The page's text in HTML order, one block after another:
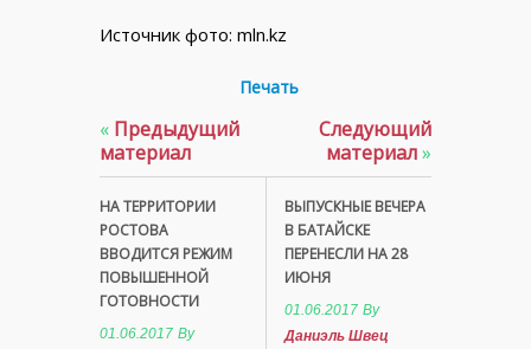
Источник фото: mln.kz
Печать
« Предыдущий
материал
НА ТЕРРИТОРИИ
РОСТОВА
ВВОДИТСЯ РЕЖИМ
ПОВЫШЕННОЙ
ГОТОВНОСТИ
01.06.2017 By
Следующий
материал»
ВЫПУСКНЫЕ ВЕЧЕРА
В БАТАЙСКЕ
ПЕРЕНЕСЛИ НА 28
ИЮНЯ
01.06.2017 By
Даниэль Швец